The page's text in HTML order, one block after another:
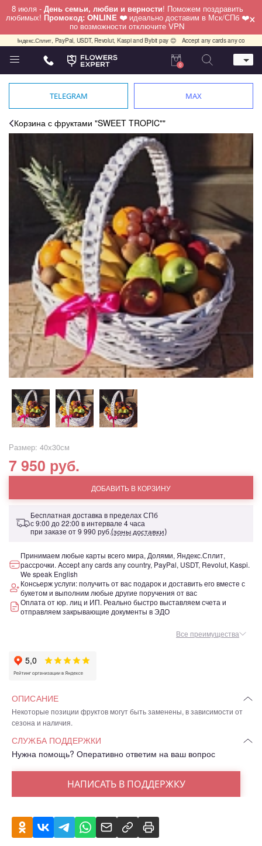
8 июля - День семьи, любви и верности! Поможем поздравить
любимых! Промокод: ONLINE ❤️ идеально доставим в Мск/СПб ❤️
по возможности отключите VPN ×
PayPal, USDT, Revolut, Kaspi and Bybit pay 😊 Accept any cards any country,
Телефон
+7 (812) 425 36 05
Санкт-Петербург,
работаем круглосуточно
0
TELEGRAM MAX
Корзина с фруктами "SWEET TROPIC""
Размер: 40х30см
7 950 руб.
ДОБАВИТЬ В КОРЗИНУ
Бесплатная доставка в пределах СПб
с 9:00 до 22:00 в интервале 4 часа
при заказе от9 990 руб.(зоны доставки)
Принимаем любые карты всего мира, Долями, Яндекс.Сплит,
рассрочки. Accept any cards any country, PayPal, USDT, Revolut, Kaspi.
We speak English
Консьерж услуги: получить от вас подарок и доставить его вместе с
букетом и выполним любые другие поручения от вас
Оплата от юр. лиц и ИП. Реально быстро выставляем счета и
отправляем закрывающие документы в ЭДО
Все преимущества
ОПИСАНИЕ
Некоторые позиции фруктов могут быть заменены, в зависимости от
сезона и наличия.
СЛУЖБА ПОДДЕРЖКИ
Нужна помощь? Оперативно ответим на ваш вопрос
НАПИСАТЬ В ПОДДЕРЖКУ